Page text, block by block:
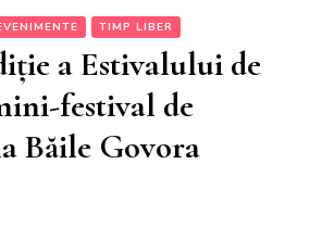
TIMP LIBER
a Estivalului de
festival de
Băile Govora